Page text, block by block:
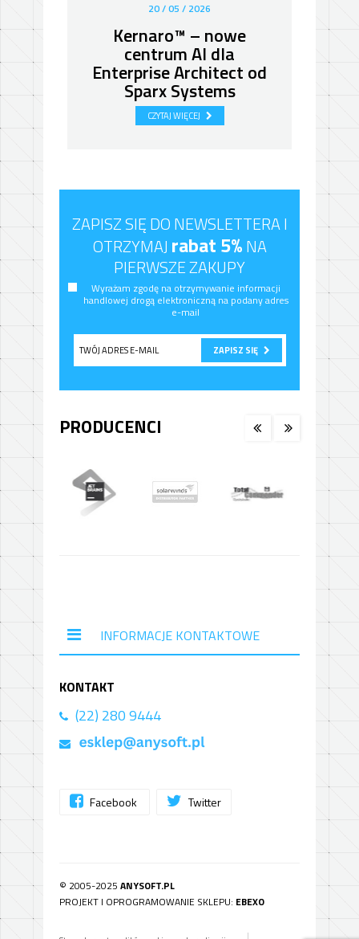
20 / 05 / 2026
Kernaro™ – nowe
centrum AI dla
Enterprise Architect od
Sparx Systems
CZYTAJ WIĘCEJ
ZAPISZ SIĘ DO NEWSLETTERA I
OTRZYMAJ rabat 5%NA
PIERWSZE ZAKUPY
Wyrażam zgodę na otrzymywanie informacji
handlowej drogą elektroniczną na podany adres
e-mail
ZAPISZ SIĘ
PRODUCENCI
INFORMACJE KONTAKTOWE
KONTAKT
(22) 280 9444
Facebook Twitter
© 2005-2025 ANYSOFT.PL
PROJEKT I OPROGRAMOWANIE SKLEPU: EBEXO